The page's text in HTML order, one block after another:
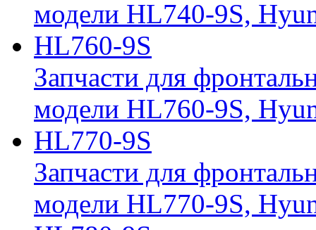
модели HL740-9S,
HL760-9S
Запчасти для
модели HL760-9S,
HL770-9S
Запчасти для
модели HL770-9S,